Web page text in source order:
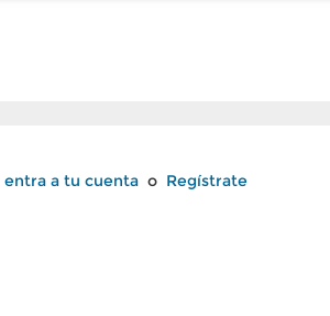
entra a tu cuenta o Regístrate